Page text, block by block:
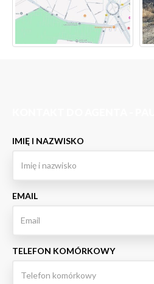
IMIĘ I NAZWISKO
EMAIL
TELEFON KOMÓRKOWY